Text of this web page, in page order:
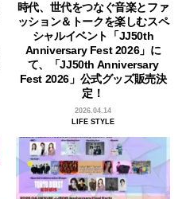
時代、世代をつなぐ音楽とファ
ッション＆トークを楽しむスペ
シャルイベント「JJ50th
Anniversary Fest 2026」に
て、「JJ50th Anniversary
Fest 2026」公式グッズ販売決
定！
2026.04.14
LIFE STYLE